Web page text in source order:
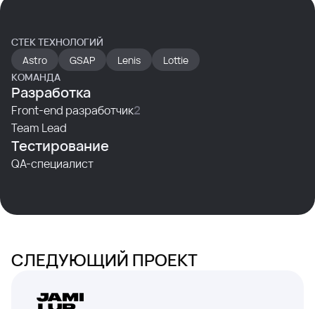
СТЕК ТЕХНОЛОГИЙ
Astro
GSAP Lenis
Lottie
КОМАНДА
Разработка
Front-end разработчик2
Team Lead
Тестирование
QA-специалист
СЛЕДУЮЩИЙ ПРОЕКТ